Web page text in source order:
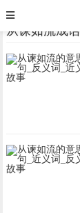
› ›
从
从谏如流成